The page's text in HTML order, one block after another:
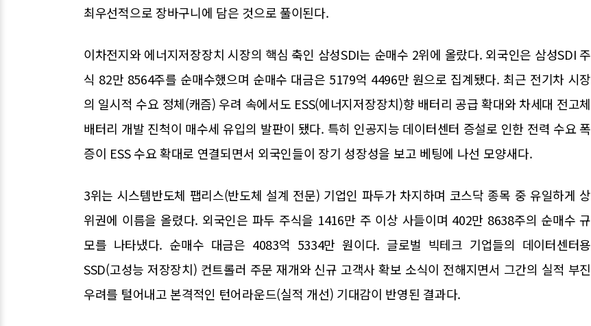
최우선적으로 장바구니에 담은 것으로 풀이된다.
이차전지와 에너지저장장치 시장의 핵심 축인 삼성SDI는 순매수 2위에 올랐다. 외국인은 삼성SDI 주
식 82만 8564주를 순매수했으며 순매수 대금은 5179억 4496만 원으로 집계됐다. 최근 전기차 시장
의 일시적 수요 정체(캐즘) 우려 속에서도 ESS(에너지저장장치)향 배터리 공급 확대와 차세대 전고체
배터리 개발 진척이 매수세 유입의 발판이 됐다. 특히 인공지능 데이터센터 증설로 인한 전력 수요 폭
증이 ESS 수요 확대로 연결되면서 외국인들이 장기 성장성을 보고 베팅에 나선 모양새다.
3위는 시스템반도체 팹리스(반도체 설계 전문) 기업인 파두가 차지하며 코스닥 종목 중 유일하게 상
위권에 이름을 올렸다. 외국인은 파두 주식을 1416만 주 이상 사들이며 402만 8638주의 순매수 규
모를 나타냈다. 순매수 대금은 4083억 5334만 원이다. 글로벌 빅테크 기업들의 데이터센터용
SSD(고성능 저장장치) 컨트롤러 주문 재개와 신규 고객사 확보 소식이 전해지면서 그간의 실적 부진
우려를 털어내고 본격적인 턴어라운드(실적 개선) 기대감이 반영된 결과다.